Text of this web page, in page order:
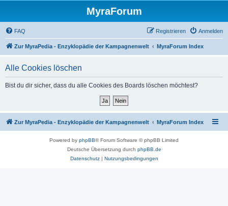
MyraForum
FAQ Anmelden
Registrieren
Zur MyraPedia - Enzyklopädie der Kampagnenwelt MyraForum Index
Alle Cookies löschen
Bist du dir sicher, dass du alle Cookies des Boards löschen möchtest?
Zur MyraPedia - Enzyklopädie der Kampagnenwelt MyraForum Index
Powered by phpBB® Forum Software © phpBB Limited
Deutsche Übersetzung durch phpBB.de
Datenschutz| Nutzungsbedingungen